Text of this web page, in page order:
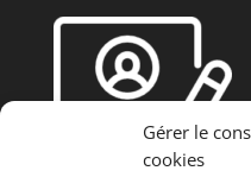
Gérer le
cookies